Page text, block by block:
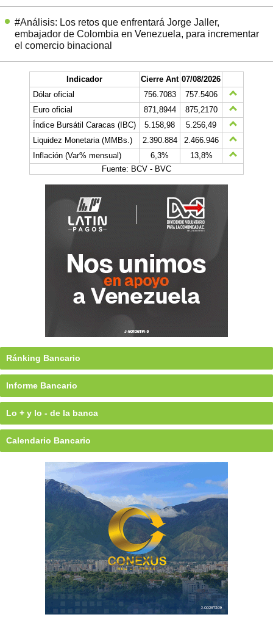
#Análisis: Los retos que enfrentará Jorge Jaller,
embajador de Colombia en Venezuela, para incrementar
el comercio binacional
Indicador Cierre Ant 07/08/2026
Dólar oficial
756.7083
757.5406
Euro oficial
871,8944
875,2170
Índice Bursátil Caracas (IBC)
5.158,98
5.256,49
Liquidez Monetaria (MMBs.)
2.390.884
2.466.946
Inflación (Var% mensual)
6,3%
13,8%
Fuente: BCV - BVC
Ránking Bancario
Informe Bancario
Lo + y lo - de la banca
Calendario Bancario